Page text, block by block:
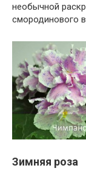
необычной
смородинового
Зимняя роза